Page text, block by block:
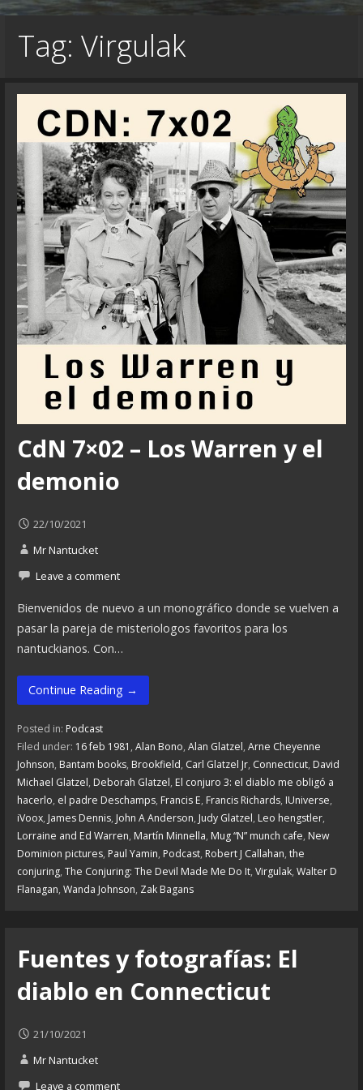
Tag: Virgulak
CdN 7×02 – Los Warren y el
demonio
22/10/2021
Mr Nantucket
Leave a comment
Bienvenidos de nuevo a un monográfico donde se vuelven a
pasar la pareja de misteriologos favoritos para los
nantuckianos. Con…
Continue Reading →
Posted in: Podcast
Filed under: 16 feb 1981 , Alan Bono, Alan Glatzel, Arne Cheyenne
Johnson, Bantam books, Brookfield, Carl Glatzel Jr, Connecticut, David
Michael Glatzel, Deborah Glatzel, El conjuro 3: el diablo me obligó a
hacerlo, el padre Deschamps, Francis E, Francis Richards, IUniverse,
iVoox, James Dennis, John A Anderson, Judy Glatzel, Leo hengstler,
Lorraine and Ed Warren, Martín Minnella, Mug “N” munch cafe, New
Dominion pictures, Paul Yamin, Podcast, Robert J Callahan, the
conjuring, The Conjuring: The Devil Made Me Do It, Virgulak, Walter D
Flanagan, Wanda Johnson, Zak Bagans
Fuentes y fotografías: El
diablo en Connecticut
21/10/2021
Mr Nantucket
Leave a comment